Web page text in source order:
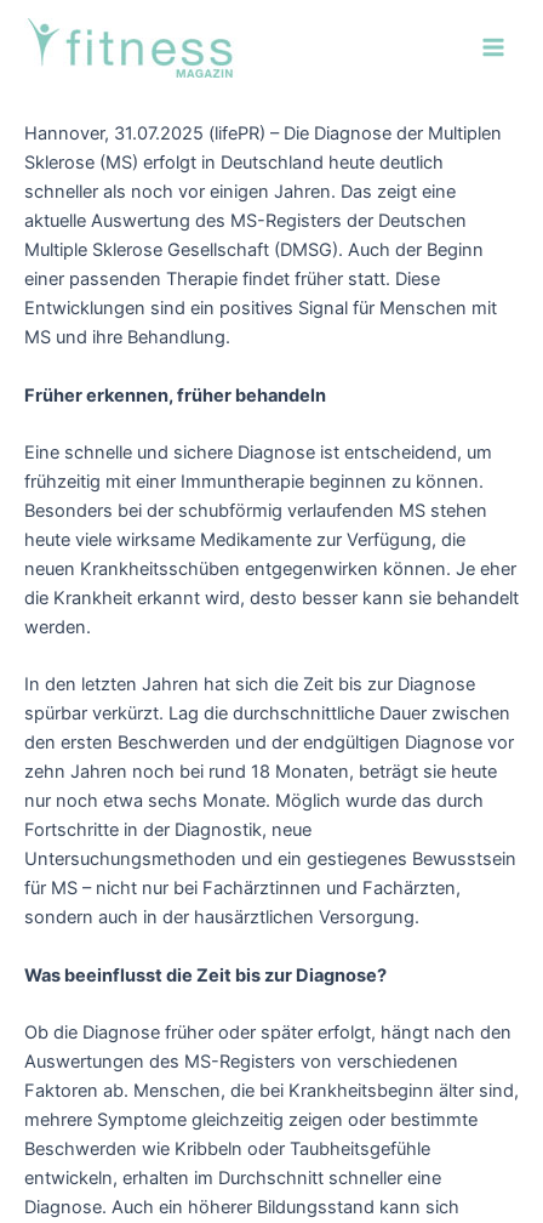
Zum
Inhalt
springen
Hannover, 31.07.2025 (lifePR) – Die Diagnose der Multiplen
Sklerose (MS) erfolgt in Deutschland heute deutlich
schneller als noch vor einigen Jahren. Das zeigt eine
aktuelle Auswertung des MS-Registers der Deutschen
Multiple Sklerose Gesellschaft (DMSG). Auch der Beginn
einer passenden Therapie findet früher statt. Diese
Entwicklungen sind ein positives Signal für Menschen mit
MS und ihre Behandlung.
Früher erkennen, früher behandeln
Eine schnelle und sichere Diagnose ist entscheidend, um
frühzeitig mit einer Immuntherapie beginnen zu können.
Besonders bei der schubförmig verlaufenden MS stehen
heute viele wirksame Medikamente zur Verfügung, die
neuen Krankheitsschüben entgegenwirken können. Je eher
die Krankheit erkannt wird, desto besser kann sie behandelt
werden.
In den letzten Jahren hat sich die Zeit bis zur Diagnose
spürbar verkürzt. Lag die durchschnittliche Dauer zwischen
den ersten Beschwerden und der endgültigen Diagnose vor
zehn Jahren noch bei rund 18 Monaten, beträgt sie heute
nur noch etwa sechs Monate. Möglich wurde das durch
Fortschritte in der Diagnostik, neue
Untersuchungsmethoden und ein gestiegenes Bewusstsein
für MS – nicht nur bei Fachärztinnen und Fachärzten,
sondern auch in der hausärztlichen Versorgung.
Was beeinflusst die Zeit bis zur Diagnose?
Ob die Diagnose früher oder später erfolgt, hängt nach den
Auswertungen des MS-Registers von verschiedenen
Faktoren ab. Menschen, die bei Krankheitsbeginn älter sind,
mehrere Symptome gleichzeitig zeigen oder bestimmte
Beschwerden wie Kribbeln oder Taubheitsgefühle
entwickeln, erhalten im Durchschnitt schneller eine
Diagnose. Auch ein höherer Bildungsstand kann sich
Post
navigation